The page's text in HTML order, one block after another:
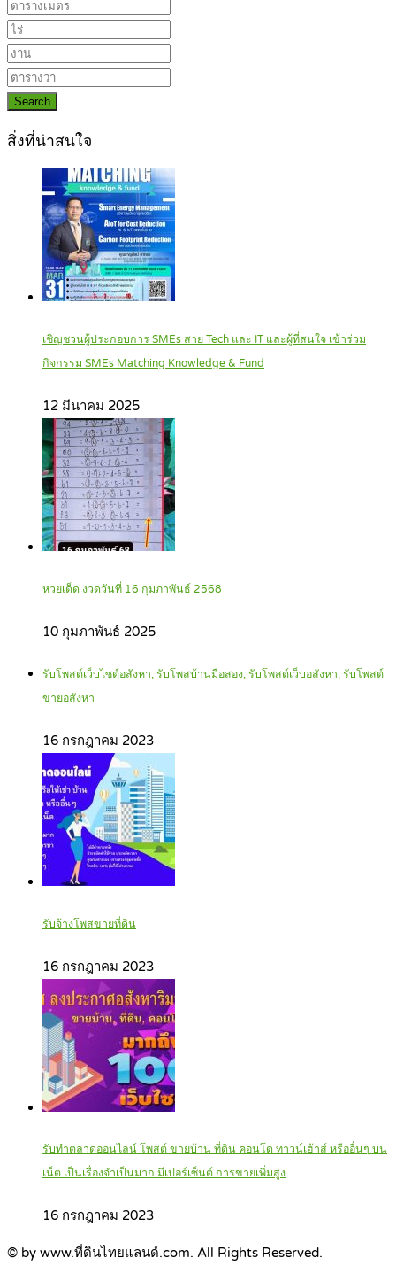
Search
สิ่งที่น่าสนใจ
เชิญชวนผู้ประกอบการ SMEs สาย Tech และ IT และผู้ที่สนใจ เข้าร่วม
กิจกรรม SMEs Matching Knowledge & Fund
12 มีนาคม 2025
หวยเด็ด งวดวันที่ 16 กุมภาพันธ์ 2568
10 กุมภาพันธ์ 2025
รับโพสต์เว็บไซตฺ์อสังหา, รับโพสบ้านมือสอง, รับโพสต์เว็บอสังหา, รับโพสต์
ขายอสังหา
16 กรกฎาคม 2023
รับจ้างโพสขายที่ดิน
16 กรกฎาคม 2023
รับทำตลาดออนไลน์ โพสต์ ขายบ้าน ที่ดิน คอนโด ทาวน์เฮ้าส์ หรืออื่นๆ บน
เน็ต เป็นเรื่องจำเป็นมาก มีเปอร์เซ็นต์ การขายเพิ่มสูง
16 กรกฎาคม 2023
© by www.ที่ดินไทยแลนด์.com. All Rights Reserved.